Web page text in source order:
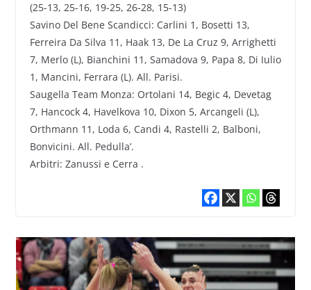
(25-13, 25-16, 19-25, 26-28, 15-13)
Savino Del Bene Scandicci: Carlini 1, Bosetti 13,
Ferreira Da Silva 11, Haak 13, De La Cruz 9, Arrighetti
7, Merlo (L), Bianchini 11, Samadova 9, Papa 8, Di Iulio
1, Mancini, Ferrara (L). All. Parisi.
Saugella Team Monza: Ortolani 14, Begic 4, Devetag
7, Hancock 4, Havelkova 10, Dixon 5, Arcangeli (L),
Orthmann 11, Loda 6, Candi 4, Rastelli 2, Balboni,
Bonvicini. All. Pedulla’.
Arbitri: Zanussi e Cerra .